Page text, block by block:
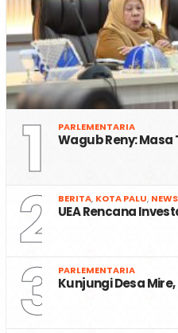
1 PARLEMENTARIA
Wagub Reny:
2 BERITA, KOTA PALU, NEWS
UEA Rencana
3 PARLEMENTARIA
Kunjungi Desa